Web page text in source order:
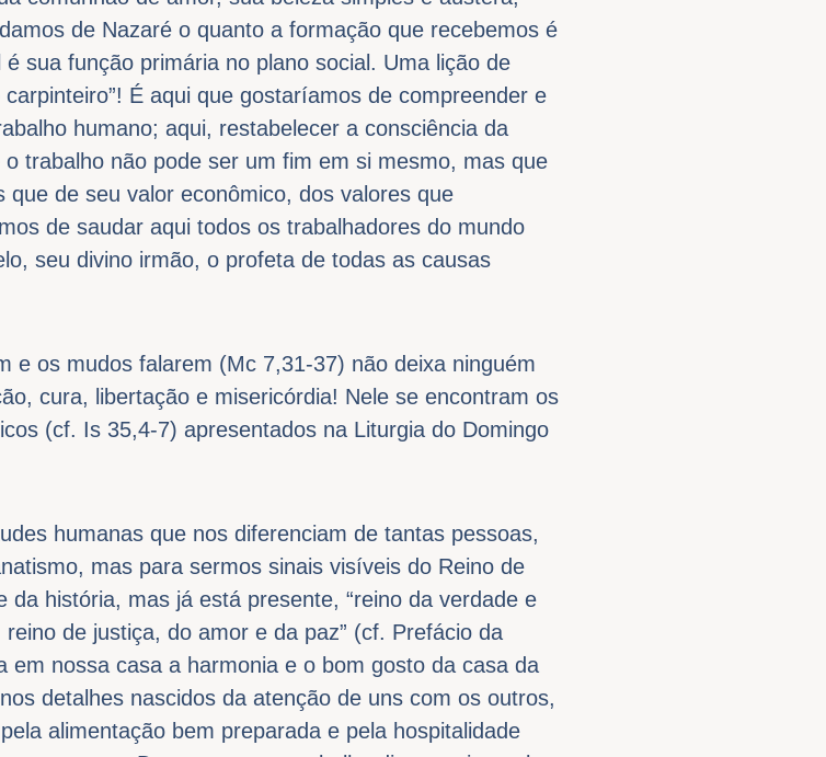
de Nazaré o quanto a formação que recebemos é
sua função primária no plano social. Uma lição de
É aqui que gostaríamos de compreender e
humano; aqui, restabelecer a consciência da
trabalho não pode ser um fim em si mesmo, mas que
de seu valor econômico, dos valores que
de saudar aqui todos os trabalhadores do mundo
seu divino irmão, o profeta de todas as causas
e os mudos falarem (Mc 7,31-37) não deixa ninguém
cura, libertação e misericórdia! Nele se encontram os
(cf. Is 35,4-7) apresentados na Liturgia do Domingo
humanas que nos diferenciam de tantas pessoas,
mas para sermos sinais visíveis do Reino de
da história, mas já está presente, “reino da verdade e
de justiça, do amor e da paz” (cf. Prefácio da
em nossa casa a harmonia e o bom gosto da casa da
detalhes nascidos da atenção de uns com os outros,
alimentação bem preparada e pela hospitalidade